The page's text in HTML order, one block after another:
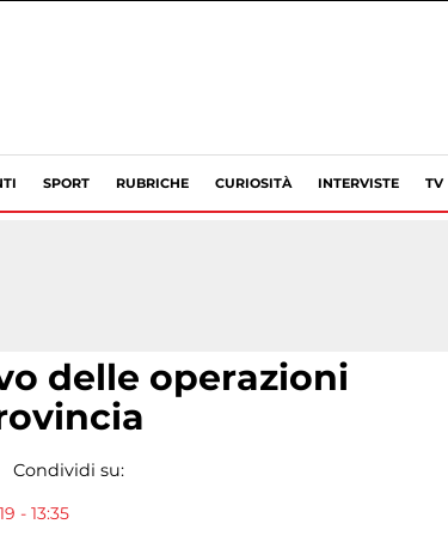
SPORT RUBRICHE CURIOSITÀ INTERVISTE TV
delle operazioni
Condividi su:
- 13:35